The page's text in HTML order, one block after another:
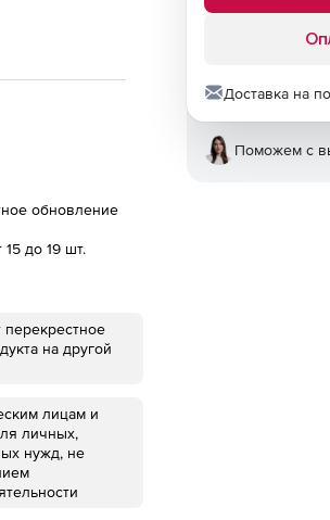
обновление
до 19 шт.
перекрестное
на другой
лицам и
личных,
нужд, не
Доставка на
Поможем с